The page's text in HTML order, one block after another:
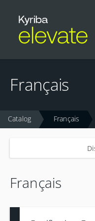
Français
Catalog Français
Français